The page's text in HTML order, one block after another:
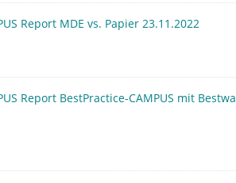
Report MDE vs. Papier 23.11.2022
Report BestPractice-CAMPUS mit